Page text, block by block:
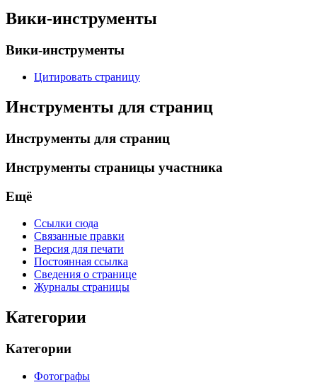
Вики-инструменты
Вики-инструменты
Цитировать страницу
Инструменты для страниц
Инструменты для страниц
Инструменты страницы участника
Ещё
Ссылки сюда
Связанные правки
Версия для печати
Постоянная ссылка
Сведения о странице
Журналы страницы
Категории
Категории
Фотографы